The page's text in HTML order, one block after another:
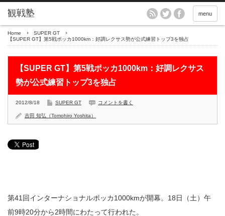
menu
Home
SUPER GT
【SUPER GT】第5戦ポッカ1000km：好調レクサス勢が公式練習トップ3を独占
【SUPER GT】第5戦ポッカ1000km：好調レクサス
勢が公式練習トップ3を独占
2012/8/18 SUPER GT コメントを書く
吉田 知弘（Tomohiro Yoshita）
第41回インターナショナルポッカ1000kmが開幕。18日（土）午
前9時20分から2時間にわたって行われた。